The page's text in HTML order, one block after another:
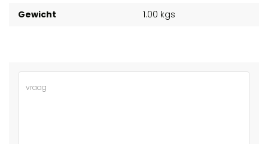
Gewicht
1.00 kgs